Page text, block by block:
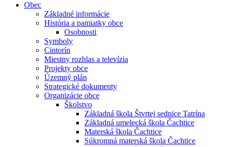
Obec
Základné informácie
História a pamiatky obce
Osobnosti
Symboly
Cintorín
Miestny rozhlas a televízia
Projekty obce
Územný plán
Strategické dokumenty
Organizácie obce
Školstvo
Základná škola Štvrtej sednice Tatrína
Základná umelecká škola Čachtice
Materská škola Čachtice
Súkromná materská škola Čachtice